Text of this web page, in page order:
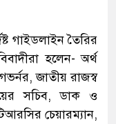
গাইডলাইন তৈরির
হলেন- অর্থ
জাতীয় রাজস্ব
সচিব, ডাক ও
চেয়ারম্যান,